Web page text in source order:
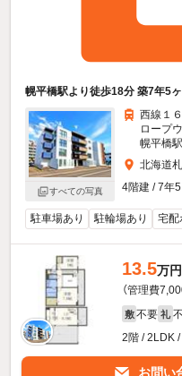
幌平橋駅より徒歩18分 築7年5
すべての写真
西線１
ロープ
幌平橋
北海道
4階建 / 7年
駐車場あり 駐輪場あり 宅配
13.5万円
（管理費
敷 不要 礼
2階 / 2LDK
お問い